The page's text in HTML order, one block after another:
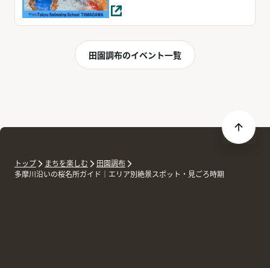
田園調布のイベント一覧
トップ まちを楽しむ
田園調布
多摩川沿いの桜名所ガイド｜エリア別絶景スポット・見ごろ時期